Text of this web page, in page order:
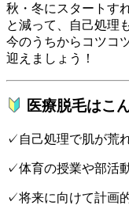
秋・冬にスタートす
と減って、自己処理
今のうちからコツコ
迎えましょう！
医療脱毛はこ
✓自己処理で肌が荒
✓体育の授業や部活
✓将来に向けて計画